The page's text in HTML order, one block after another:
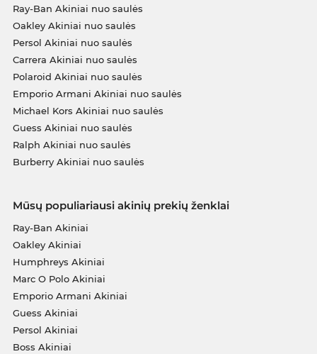
Ray-Ban Akiniai nuo saulės
Oakley Akiniai nuo saulės
Persol Akiniai nuo saulės
Carrera Akiniai nuo saulės
Polaroid Akiniai nuo saulės
Emporio Armani Akiniai nuo saulės
Michael Kors Akiniai nuo saulės
Guess Akiniai nuo saulės
Ralph Akiniai nuo saulės
Burberry Akiniai nuo saulės
Mūsų populiariausi akinių prekių ženklai
Ray-Ban Akiniai
Oakley Akiniai
Humphreys Akiniai
Marc O Polo Akiniai
Emporio Armani Akiniai
Guess Akiniai
Persol Akiniai
Boss Akiniai